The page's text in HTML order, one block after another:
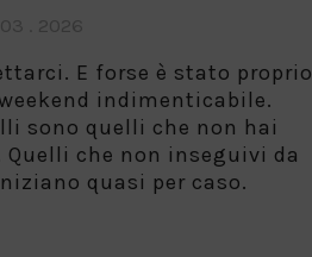
E forse è stato proprio
indimenticabile.
sono quelli che non hai
che non inseguivi da
quasi per caso.